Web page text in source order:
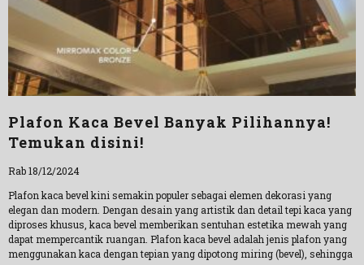
Plafon Kaca Bevel Banyak Pilihannya!
Temukan disini!
Rab 18/12/2024
Plafon kaca bevel kini semakin populer sebagai elemen dekorasi yang
elegan dan modern. Dengan desain yang artistik dan detail tepi kaca yang
diproses khusus, kaca bevel memberikan sentuhan estetika mewah yang
dapat mempercantik ruangan. Plafon kaca bevel adalah jenis plafon yang
menggunakan kaca dengan tepian yang dipotong miring (bevel), sehingga